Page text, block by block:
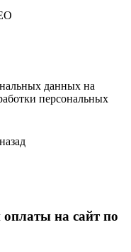
данных на
персональных
на сайт по